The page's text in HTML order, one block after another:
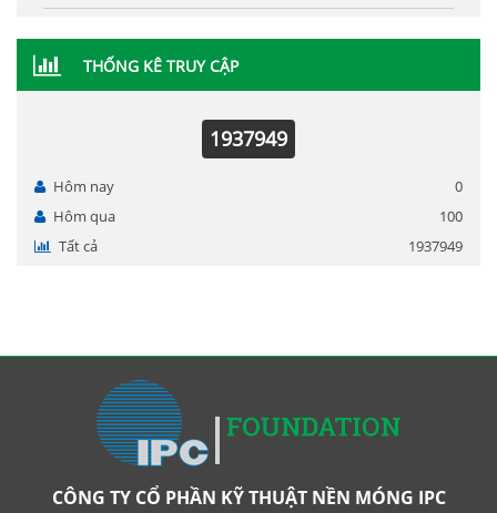
THỐNG KÊ TRUY CẬP
1937949
Hôm nay
0
Hôm qua
100
Tất cả
1937949
CÔNG TY CỔ PHẦN KỸ THUẬT NỀN MÓNG IPC